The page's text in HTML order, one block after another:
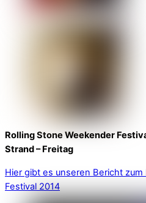
Rolling Stone Weekender
Strand – Freitag
Hier gibt es unseren Bericht
Festival 2014